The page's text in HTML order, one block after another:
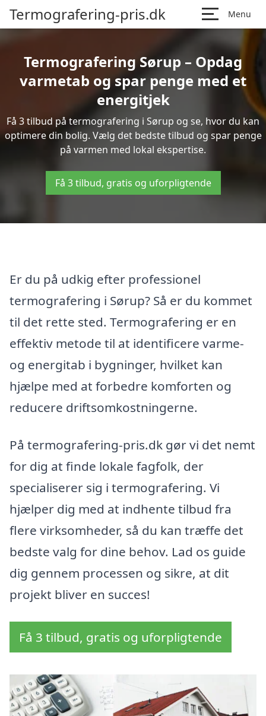
Termografering-pris.dk Menu
Termografering Sørup – Opdag
varmetab og spar penge med et
energitjek
Få 3 tilbud på termografering i Sørup og se, hvor du kan
optimere din bolig. Vælg det bedste tilbud og spar penge
på varmen med lokal ekspertise.
Få 3 tilbud, gratis og uforpligtende
Er du på udkig efter professionel
termografering i Sørup? Så er du kommet
til det rette sted. Termografering er en
effektiv metode til at identificere varme-
og energitab i bygninger, hvilket kan
hjælpe med at forbedre komforten og
reducere driftsomkostningerne.
På termografering-pris.dk gør vi det nemt
for dig at finde lokale fagfolk, der
specialiserer sig i termografering. Vi
hjælper dig med at indhente tilbud fra
flere virksomheder, så du kan træffe det
bedste valg for dine behov. Lad os guide
dig gennem processen og sikre, at dit
projekt bliver en succes!
Få 3 tilbud, gratis og uforpligtende